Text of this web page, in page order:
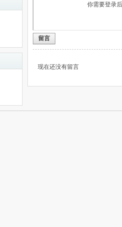
你需要登录
留言
现在还没有留言